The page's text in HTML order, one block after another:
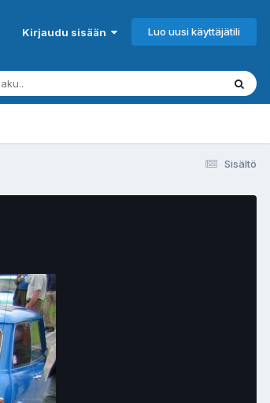
Kirjaudu sisään Luo uusi käyttäjätili
Sisältö